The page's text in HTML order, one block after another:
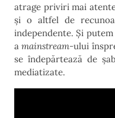
atrage priviri mai
și o altfel de
independente. Și
amainstream-ului
se îndepărtează de
mediatizate.